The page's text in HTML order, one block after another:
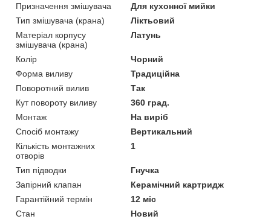
Призначення змішувача
Для кухонної мийки
Тип змішувача (крана)
Ліктьовий
Матеріал корпусу
змішувача (крана)
Латунь
Колір
Чорний
Форма виливу
Традиційна
Поворотний вилив
Так
Кут повороту виливу
360 град.
Монтаж
На виріб
Спосіб монтажу
Вертикальний
Кількість монтажних
отворів
1
Тип підводки
Гнучка
Запірний клапан
Керамічний картридж
Гарантійний термін
12 міс
Стан
Новий